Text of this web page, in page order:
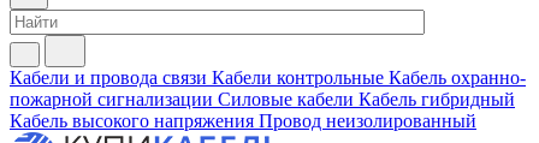
Кабели и провода связи Кабели контрольные Кабель охранно-
пожарной сигнализации Силовые кабели Кабель гибридный
Кабель высокого напряжения Провод неизолированный